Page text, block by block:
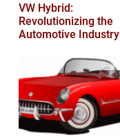
VW Hybrid:
Revolutionizing the
Automotive Industry